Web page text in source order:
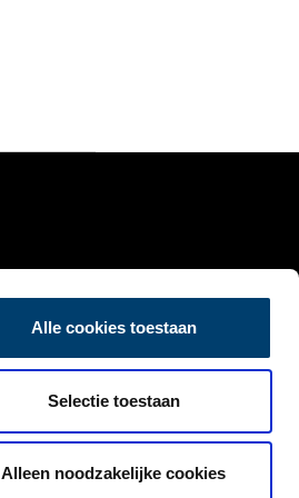
Alle cookies toestaan
Selectie toestaan
Alleen noodzakelijke cookies